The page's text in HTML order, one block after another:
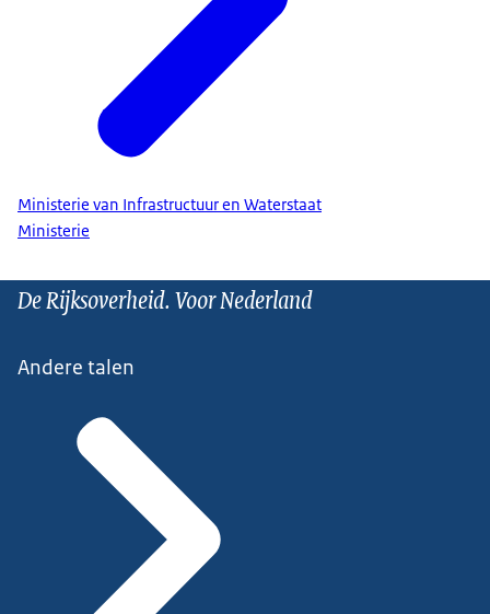
Ministerie van Infrastructuur en Waterstaat
Ministerie
De Rijksoverheid. Voor Nederland
Andere talen